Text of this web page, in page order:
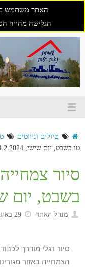
האתר משתמש
הגלישה מהווה
לתוכן
טיולים וניווטים
טו בשבט, יום שישי, 14.2.2024
סיור
בשבט, יום שישי,
מנהל האתר 29 באוגוסט 2024
סיור רגלי מודרך
הצמחייה באזור